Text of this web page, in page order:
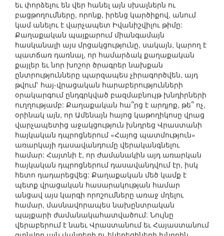
եւ փորձելու են վեր հանել այն սխալներն ու
բացթողումները, որոնք, իրենց կարծիքով, անում
կամ անելու է վարչապետ Իվանիշվիլու թիմը:
Քաղաքական պայքարում միանգամայն
հասկանալի այս մրցակցությունը, սակայն, կարող է
պատճառ դառնալ, որ համարձակ քաղաքական
քայլեր եւ նոր խոշոր ծրագրեր նախքան
ընտրությունները պարզապես չիրագործվեն, այդ
թվումՙ հայ-վրացական հարաբերությունների
օրակարգում ընդգրկված բազմաբնույթ խնդիրների
ուղղությամբ: Քաղաքական հա՞րց է արդյոք, թե՞ ոչ,
օրինակ այն, որ Ամենայն հայոց կաթողիկոսը վրաց
վարչապետից աջակցություն խնդրեց Վրաստանի
հայկական դպրոցներում «Հայոց պատմություն»
առարկայի դասավանդումը վերականգնելու
համար: Հայտնի է, որ ժամանակին այդ առարկան
հայկական դպրոցներում դասավանդվում էր, իսկ
հետո դադարեցվեց: Քաղաքական մեծ կամք է
պետք վրացական հասարակության համար
անցավ այս կարգի որոշումները առաջ մղելու
համար, մասնավորապես նախընտրական
պայքարի ժամանակահատվածում: Նույնը
վերաբերում է նաեւ Վրաստանում եւ Հայաստանում